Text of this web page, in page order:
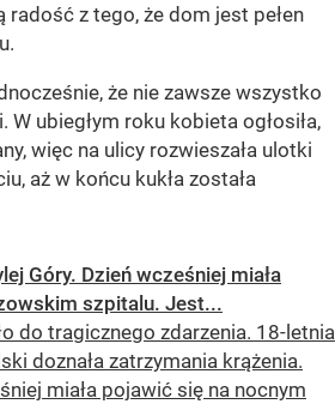
radość z tego, że dom jest pełen
że nie zawsze wszystko
W ubiegłym roku kobieta ogłosiła,
więc na ulicy rozwieszała ulotki
aż w końcu kukła została
Góry. Dzień wcześniej miała
szpitalu. Jest...
do tragicznego zdarzenia. 18-letnia
doznała zatrzymania krążenia.
miała pojawić się na nocnym